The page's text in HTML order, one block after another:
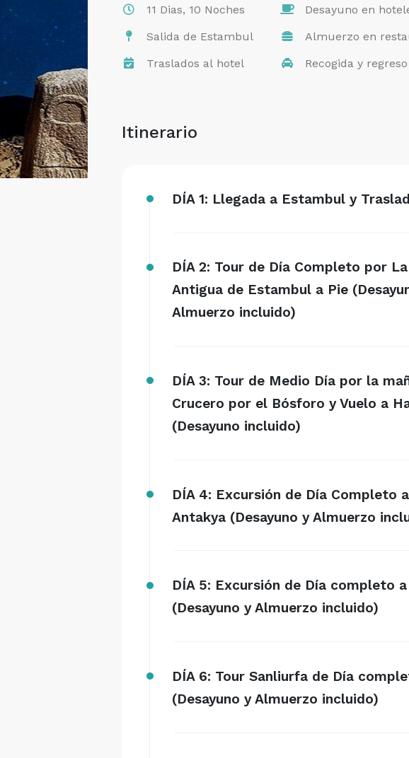
11 Dias, 10 Noches
Salida de Estambul
Traslados al hotel
Desayuno en
Almuerzo en
Recogida y
Itinerario
DÍA 1: Llegada a Estambul y
DÍA 2: Tour de Día Completo por
Antigua de Estambul a Pie
Almuerzo incluido)
DÍA 3: Tour de Medio Día por la
Crucero por el Bósforo y Vuelo a
(Desayuno incluido)
DÍA 4: Excursión de Día Completo
Antakya (Desayuno y Almuerzo
DÍA 5: Excursión de Día completo
(Desayuno y Almuerzo incluido)
DÍA 6: Tour Sanliurfa de Día
(Desayuno y Almuerzo incluido)